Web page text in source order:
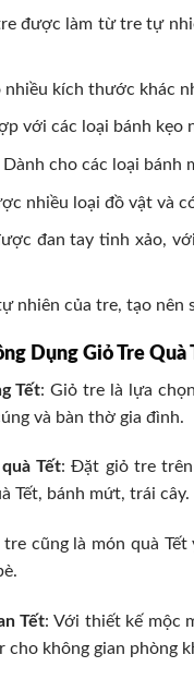
được làm từ tre tự
nhiều kích thước khác
với các loại bánh kẹo
Dành cho các loại bánh
nhiều loại đồ vật và
đan tay tinh xảo,
nhiên của tre, tạo nên
Dụng Giỏ Tre Quà
Tết: Giỏ tre là lựa
và bàn thờ gia đình.
Tết: Đặt giỏ tre
Tết, bánh mứt, trái cây.
tre cũng là món quà
Tết: Với thiết kế mộc
cho không gian phòng